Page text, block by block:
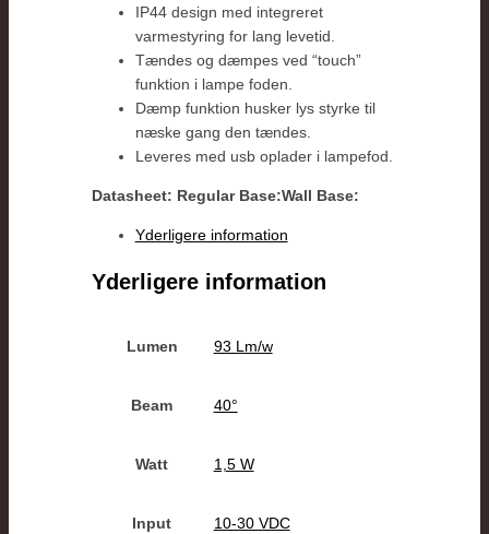
IP44 design med integreret
varmestyring for lang levetid.
Tændes og dæmpes ved “touch”
funktion i lampe foden.
Dæmp funktion husker lys styrke til
næske gang den tændes.
Leveres med usb oplader i lampefod.
Datasheet: Regular Base:Wall Base:
Yderligere information
Yderligere information
Lumen 93 Lm/w
Beam 40°
Watt 1,5 W
Input 10-30 VDC